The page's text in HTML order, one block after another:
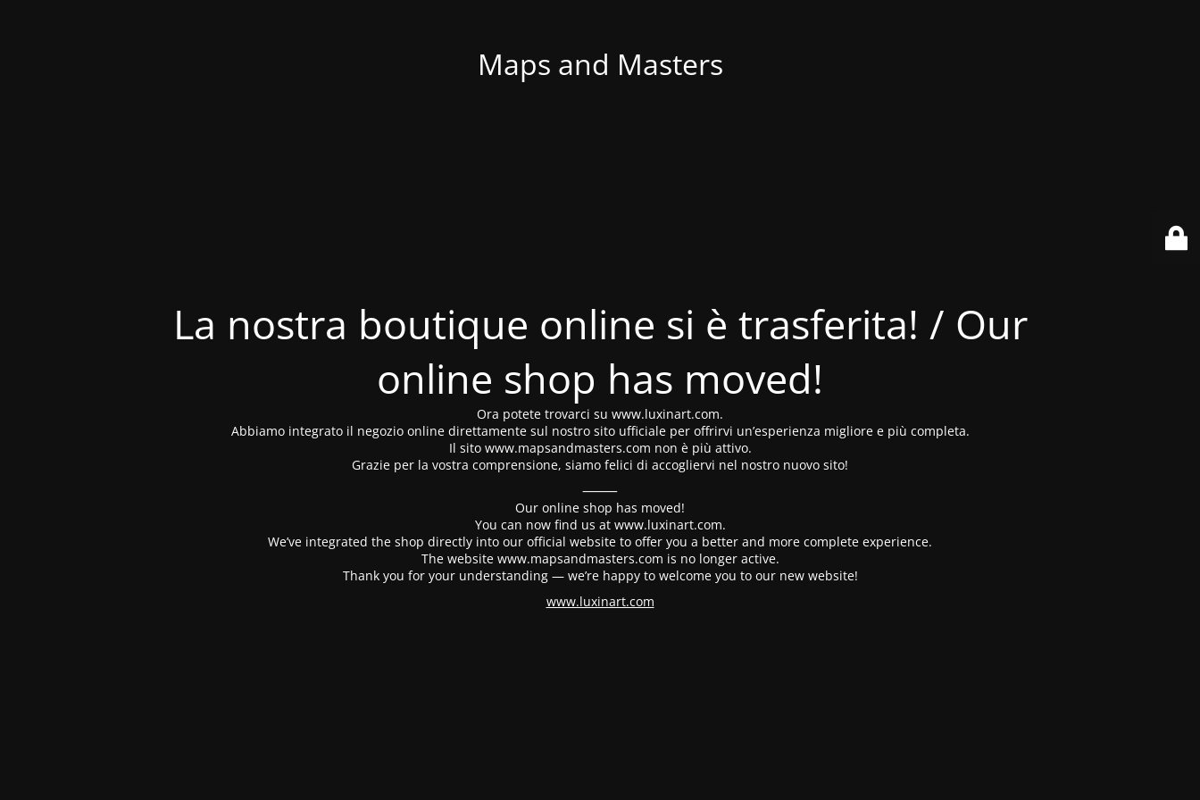
Maps and Masters
La nostra boutique online si è trasferita! / Our
online shop has moved!
Ora potete trovarci su www.luxinart.com.
Abbiamo integrato il negozio online direttamente sul nostro sito ufficiale per offrirvi un’esperienza migliore e più completa.
Il sito www.mapsandmasters.com non è più attivo.
Grazie per la vostra comprensione, siamo felici di accogliervi nel nostro nuovo sito!
⸻
Our online shop has moved!
You can now find us at www.luxinart.com.
We’ve integrated the shop directly into our official website to offer you a better and more complete experience.
The website www.mapsandmasters.com is no longer active.
Thank you for your understanding — we’re happy to welcome you to our new website!
www.luxinart.com